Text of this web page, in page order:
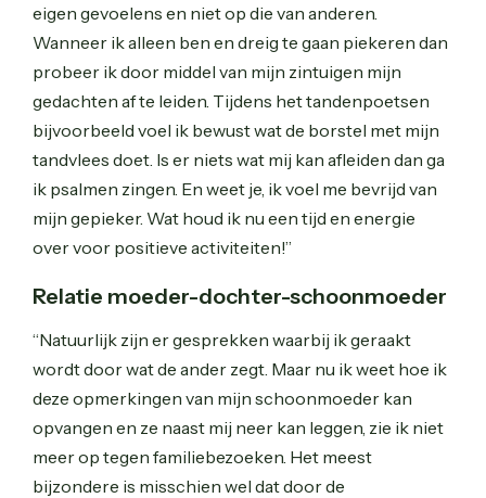
eigen gevoelens en niet op die van anderen.
Wanneer ik alleen ben en dreig te gaan piekeren dan
probeer ik door middel van mijn zintuigen mijn
gedachten af te leiden. Tijdens het tandenpoetsen
bijvoorbeeld voel ik bewust wat de borstel met mijn
tandvlees doet. Is er niets wat mij kan afleiden dan ga
ik psalmen zingen. En weet je, ik voel me bevrijd van
mijn gepieker. Wat houd ik nu een tijd en energie
over voor positieve activiteiten!”
Relatie moeder-dochter-schoonmoeder
“Natuurlijk zijn er gesprekken waarbij ik geraakt
wordt door wat de ander zegt. Maar nu ik weet hoe ik
deze opmerkingen van mijn schoonmoeder kan
opvangen en ze naast mij neer kan leggen, zie ik niet
meer op tegen familiebezoeken. Het meest
bijzondere is misschien wel dat door de